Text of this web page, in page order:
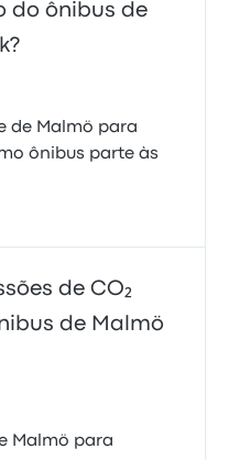
do ônibus de
de Malmö para
ônibus parte às
de CO₂
de Malmö
Malmö para